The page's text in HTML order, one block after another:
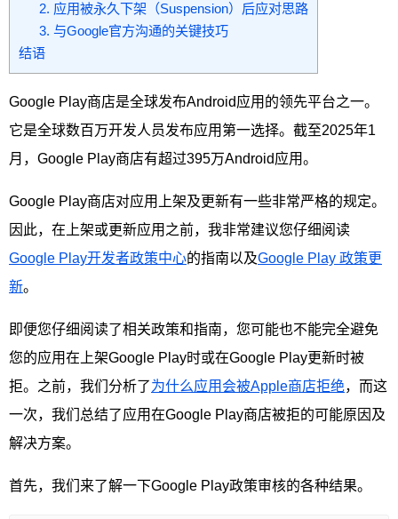
2. 应用被永久下架（Suspension）后应对思路
3. 与Google官方沟通的关键技巧
结语
Google Play商店是全球发布Android应用的领先平台之一。
它是全球数百万开发人员发布应用第一选择。截至2025年1
月，Google Play商店有超过395万Android应用。
Google Play商店对应用上架及更新有一些非常严格的规定。
因此，在上架或更新应用之前，我非常建议您仔细阅读
Google Play开发者政策中心的指南以及Google Play 政策更
新。
即便您仔细阅读了相关政策和指南，您可能也不能完全避免
您的应用在上架Google Play时或在Google Play更新时被
拒。之前，我们分析了为什么应用会被Apple商店拒绝，而这
一次，我们总结了应用在Google Play商店被拒的可能原因及
解决方案。
首先，我们来了解一下Google Play政策审核的各种结果。